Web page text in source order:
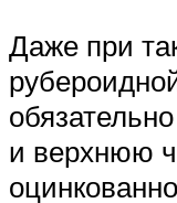
Даже при
и верхнюю